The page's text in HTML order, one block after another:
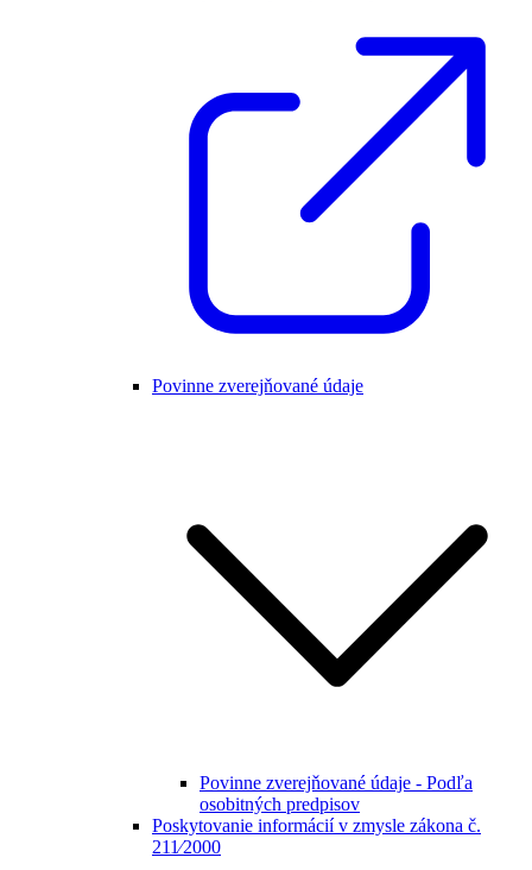
Povinne zverejňované údaje
Povinne zverejňované údaje - Podľa
osobitných predpisov
Poskytovanie informácií v zmysle zákona č.
211⁄2000